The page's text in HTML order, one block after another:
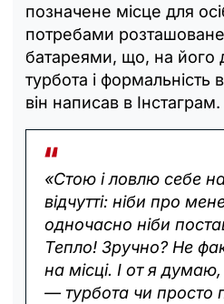
позначене місце для
потребами
батареями, що, на його
турбота і
він написав в Інстаграм.
«Стою і ловлю себе
відчутті: ніби про
одночасно ніби
Тепло! Зручно? Не
на місці. І от я
— турбота чи просто